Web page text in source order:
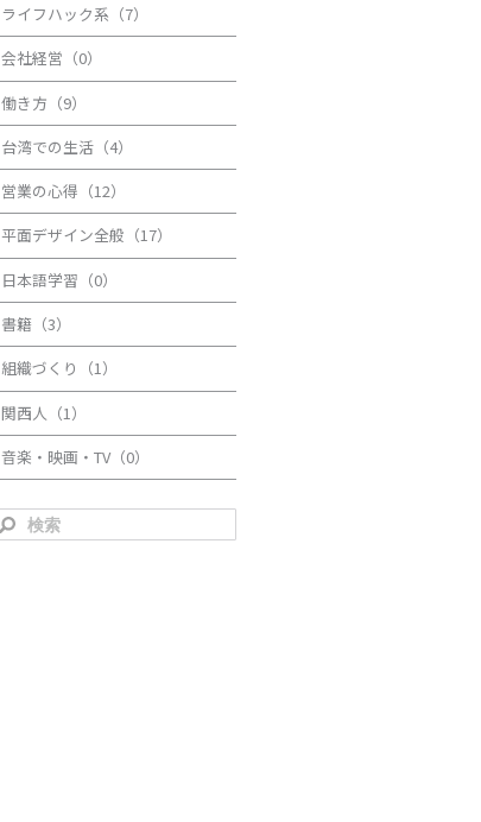
ライフハック系（7）
会社経営（0）
働き方（9）
台湾での生活（4）
営業の心得（12）
平面デザイン全般（17）
日本語学習（0）
書籍（3）
組織づくり（1）
関西人（1）
音楽・映画・TV（0）